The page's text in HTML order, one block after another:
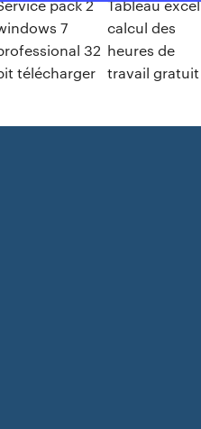
pack 2
7
32
télécharger
Tableau excel
calcul des
heures de
travail gratuit